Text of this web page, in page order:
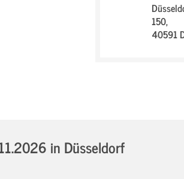
150,
40591
in Düsseldorf